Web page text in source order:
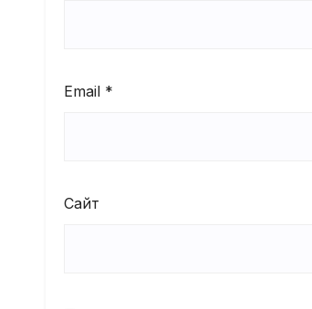
Email *
Сайт